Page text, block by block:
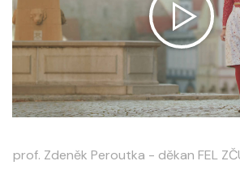
prof. Zdeněk Peroutka - děkan FEL